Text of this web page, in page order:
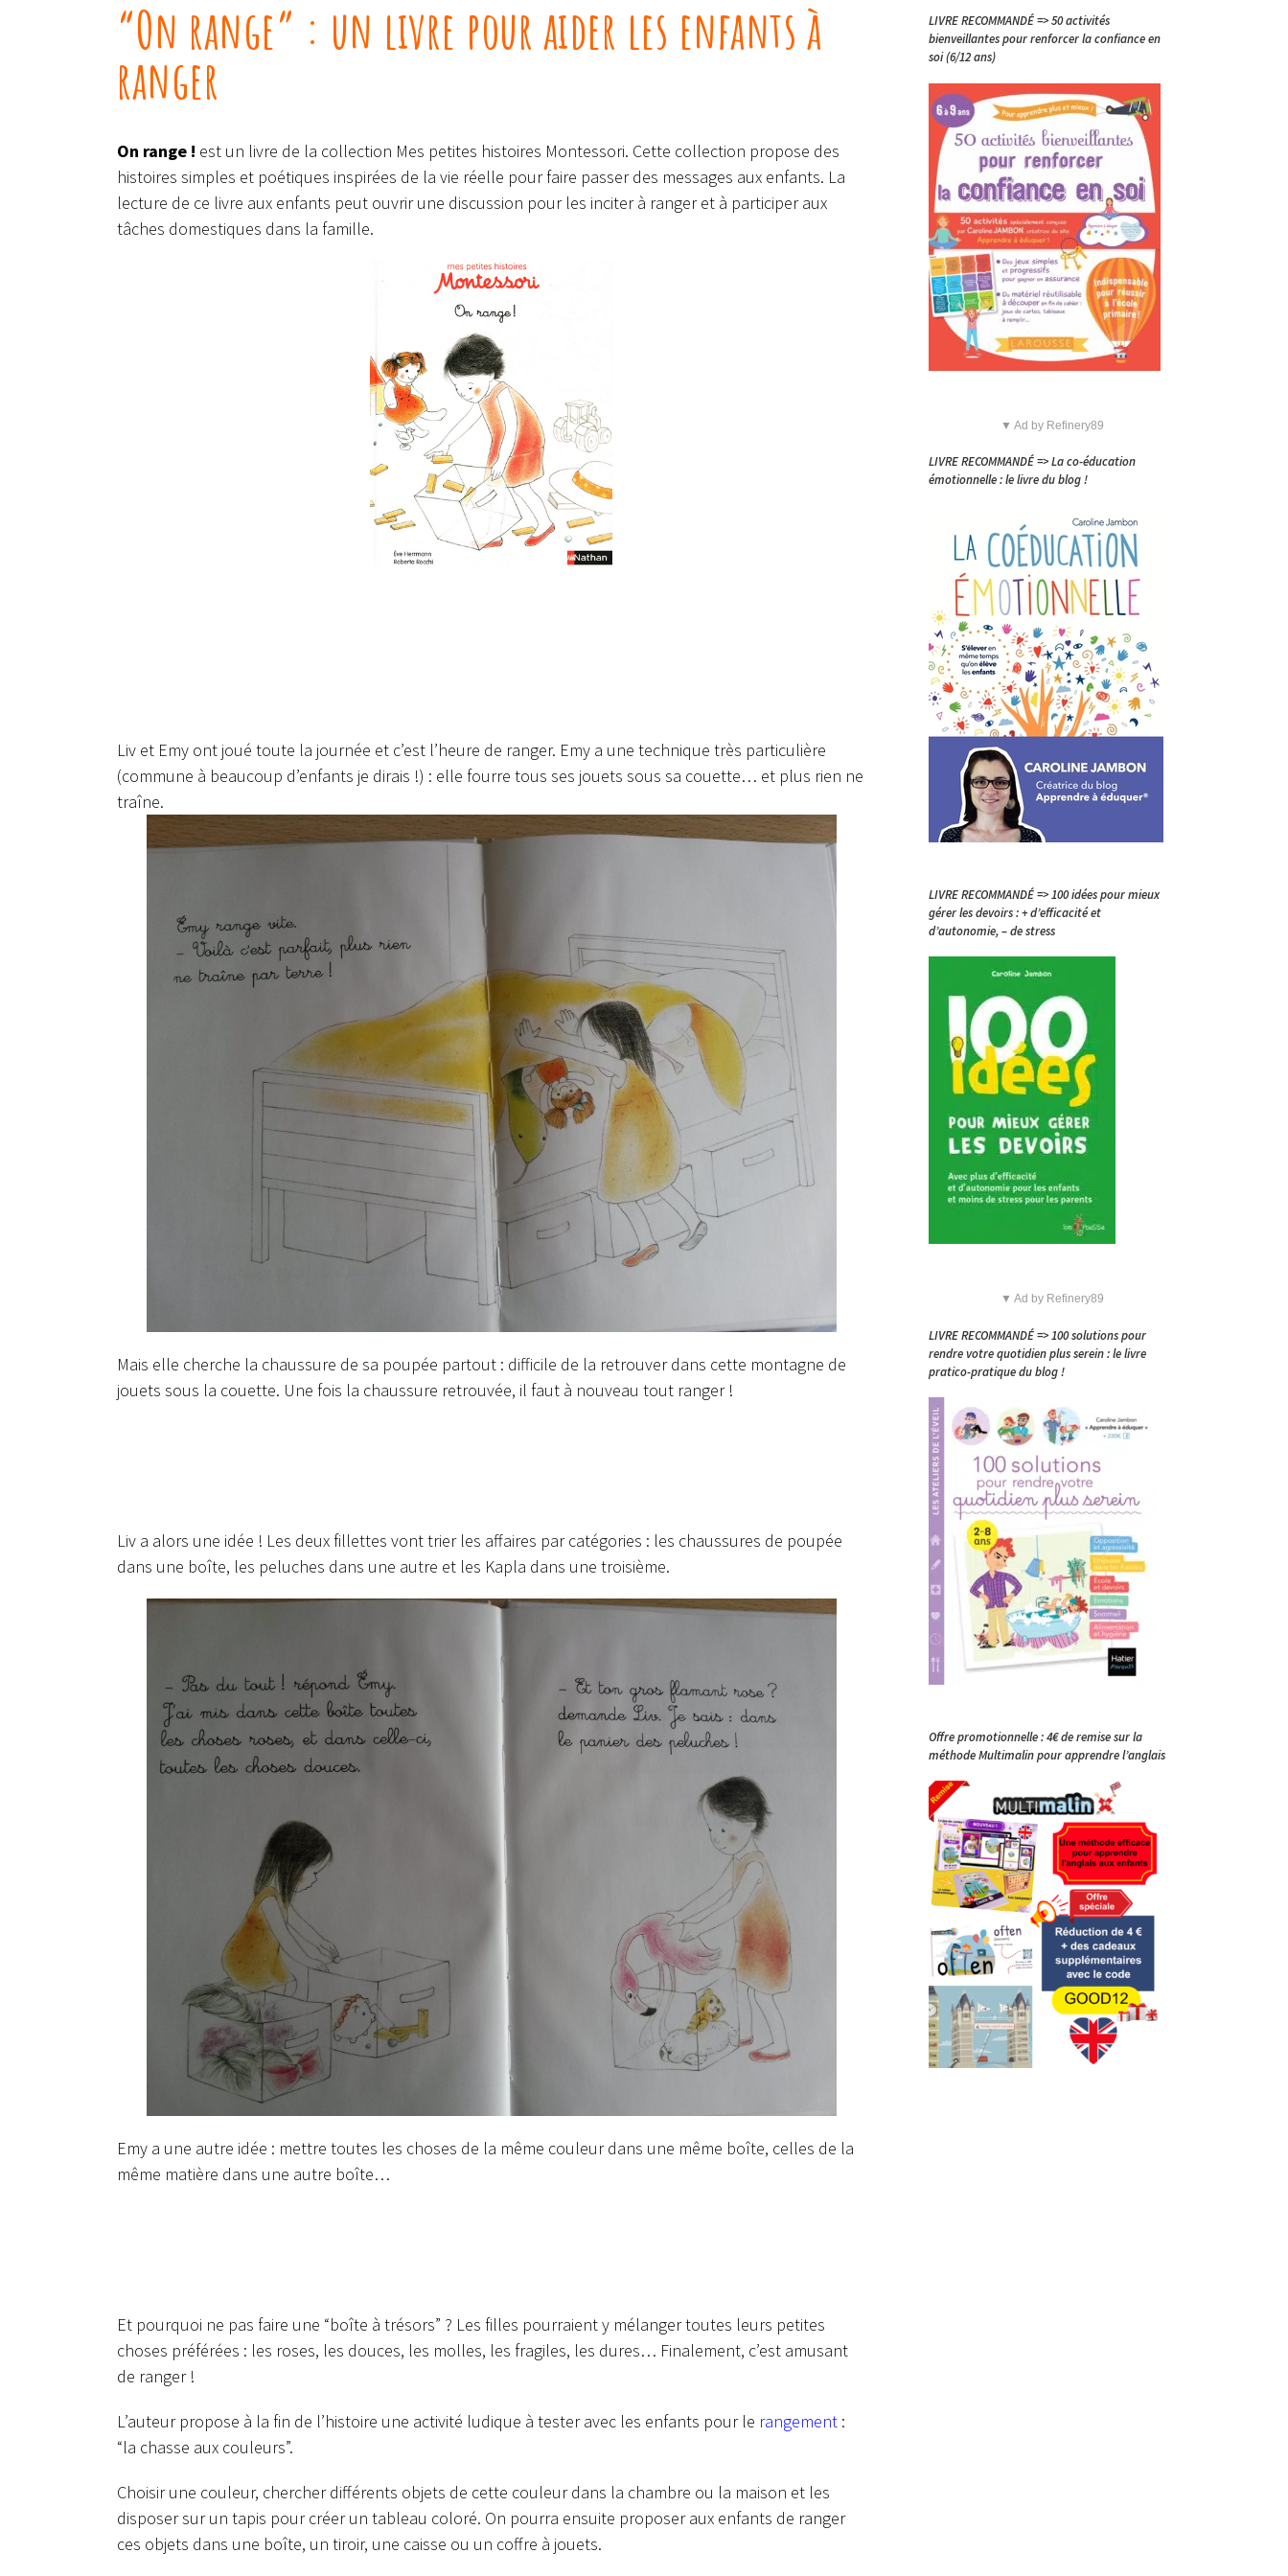
“On range” : un livre pour aider les enfants à
ranger
On range ! est un livre de la collection Mes petites histoires Montessori. Cette collection propose des
histoires simples et poétiques inspirées de la vie réelle pour faire passer des messages aux enfants. La
lecture de ce livre aux enfants peut ouvrir une discussion pour les inciter à ranger et à participer aux
tâches domestiques dans la famille.
Liv et Emy ont joué toute la journée et c’est l’heure de ranger. Emy a une technique très particulière
(commune à beaucoup d’enfants je dirais !) : elle fourre tous ses jouets sous sa couette… et plus rien ne
traîne.
Mais elle cherche la chaussure de sa poupée partout : difficile de la retrouver dans cette montagne de
jouets sous la couette. Une fois la chaussure retrouvée, il faut à nouveau tout ranger !
Liv a alors une idée ! Les deux fillettes vont trier les affaires par catégories : les chaussures de poupée
dans une boîte, les peluches dans une autre et les Kapla dans une troisième.
Emy a une autre idée : mettre toutes les choses de la même couleur dans une même boîte, celles de la
même matière dans une autre boîte…
Et pourquoi ne pas faire une “boîte à trésors” ? Les filles pourraient y mélanger toutes leurs petites
choses préférées : les roses, les douces, les molles, les fragiles, les dures… Finalement, c’est amusant
de ranger !
L’auteur propose à la fin de l’histoire une activité ludique à tester avec les enfants pour le rangement :
“la chasse aux couleurs”.
Choisir une couleur, chercher différents objets de cette couleur dans la chambre ou la maison et les
disposer sur un tapis pour créer un tableau coloré. On pourra ensuite proposer aux enfants de ranger
ces objets dans une boîte, un tiroir, une caisse ou un coffre à jouets.
LIVRE RECOMMANDÉ => 50 activités
bienveillantes pour renforcer la confiance en
soi (6/12 ans)
▼ Ad by Refinery89
LIVRE RECOMMANDÉ => La co-éducation
émotionnelle : le livre du blog !
LIVRE RECOMMANDÉ => 100 idées pour mieux
gérer les devoirs : + d’efficacité et
d’autonomie, – de stress
▼ Ad by Refinery89
LIVRE RECOMMANDÉ => 100 solutions pour
rendre votre quotidien plus serein : le livre
pratico-pratique du blog !
Offre promotionnelle : 4€ de remise sur la
méthode Multimalin pour apprendre l’anglais